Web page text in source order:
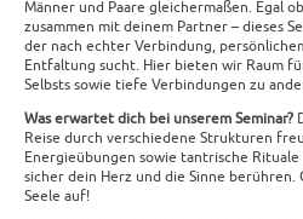
Männer und Paare gleichermaßen. Egal
zusammen mit deinem Partner – dieses
der nach echter Verbindung,
Entfaltung sucht. Hier bieten wir Raum
Selbsts sowie tiefe Verbindungen zu
Was erwartet dich bei unserem Seminar?
Reise durch verschiedene Strukturen
Energieübungen sowie tantrische
sicher dein Herz und die Sinne berühren.
Seele auf!